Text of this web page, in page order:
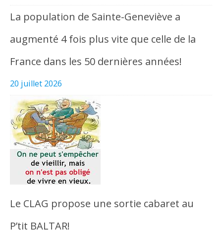
La population de Sainte-Geneviève a
augmenté 4 fois plus vite que celle de la
France dans les 50 dernières années!
20 juillet 2026
Le CLAG propose une sortie cabaret au
P’tit BALTAR!